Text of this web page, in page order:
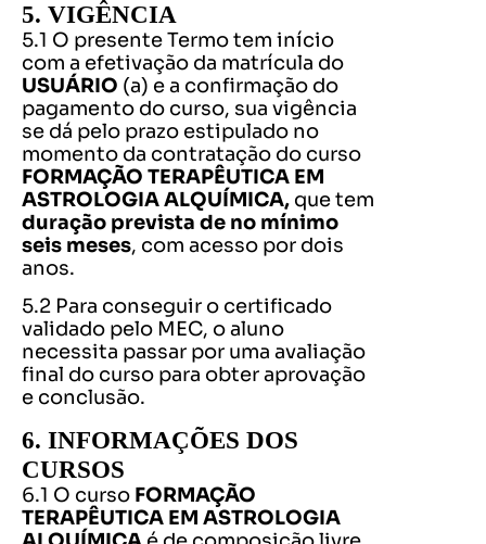
5. VIGÊNCIA
5.1 O presente Termo tem início
com a efetivação da matrícula do
USUÁRIO (a) e a confirmação do
pagamento do curso, sua vigência
se dá pelo prazo estipulado no
momento da contratação do curso
FORMAÇÃO TERAPÊUTICA EM
ASTROLOGIA ALQUÍMICA, que tem
duração prevista de no mínimo
seis meses, com acesso por dois
anos.
5.2 Para conseguir o certificado
validado pelo MEC, o aluno
necessita passar por uma avaliação
final do curso para obter aprovação
e conclusão.
6. INFORMAÇÕES DOS
CURSOS
6.1 O curso FORMAÇÃO
TERAPÊUTICA EM ASTROLOGIA